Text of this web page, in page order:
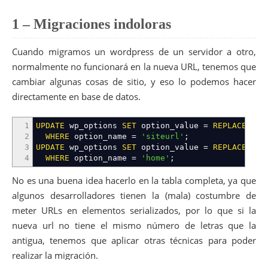
1 – Migraciones indoloras
Cuando migramos un wordpress de un servidor a otro,
normalmente no funcionará en la nueva URL, tenemos que
cambiar algunas cosas de sitio, y eso lo podemos hacer
directamente en base de datos.
1
2
3
4
UPDATE wp_options SET option_value = REPLACE
WHERE option_name = 'siteurl' ;
UPDATE wp_options SET option_value = REPLACE
WHERE option_name = 'home' ;
No es una buena idea hacerlo en la tabla completa, ya que
algunos desarrolladores tienen la (mala) costumbre de
meter URLs en elementos serializados, por lo que si la
nueva url no tiene el mismo número de letras que la
antigua, tenemos que aplicar otras técnicas para poder
realizar la migración.